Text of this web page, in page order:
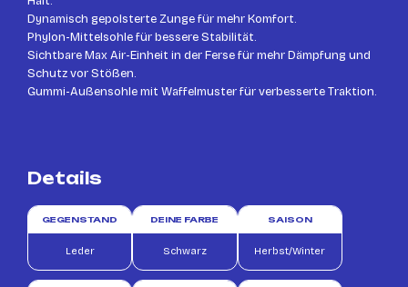
Dynamisch gepolsterte Zunge für mehr Komfort.
Phylon-Mittelsohle für bessere Stabilität.
Sichtbare Max Air-Einheit in der Ferse für mehr Dämpfung und
Schutz vor Stößen.
Gummi-Außensohle mit Waffelmuster für verbesserte Traktion.
Details
GEGENSTAND
Leder
DEINE FARBE
Schwarz
SAISON
Herbst/Winter